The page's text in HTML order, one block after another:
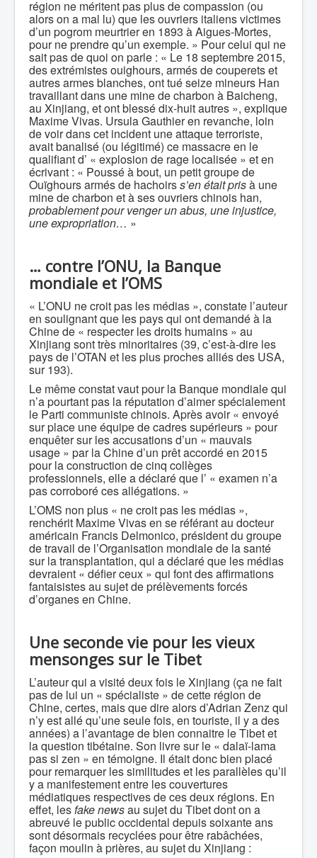
région ne méritent pas plus de compassion (ou
alors on a mal lu) que les ouvriers italiens victimes
d’un pogrom meurtrier en 1893 à Aigues-Mortes,
pour ne prendre qu’un exemple. » Pour celui qui ne
sait pas de quoi on parle : « Le 18 septembre 2015,
des extrémistes ouighours, armés de couperets et
autres armes blanches, ont tué seize mineurs Han
travaillant dans une mine de charbon à Baicheng,
au Xinjiang, et ont blessé dix-huit autres », explique
Maxime Vivas. Ursula Gauthier en revanche, loin
de voir dans cet incident une attaque terroriste,
avait banalisé (ou légitimé) ce massacre en le
qualifiant d’ « explosion de rage localisée » et en
écrivant : « Poussé à bout, un petit groupe de
Ouïghours armés de hachoirss’en était prisà une
mine de charbon et à ses ouvriers chinois han,
probablement pour venger un abus, une injustice,
une expropriation… »
… contre l’ONU, la Banque
mondiale et l’OMS
« L’ONU ne croit pas les médias », constate l’auteur
en soulignant que les pays qui ont demandé à la
Chine de « respecter les droits humains » au
Xinjiang sont très minoritaires (39, c’est-à-dire les
pays de l’OTAN et les plus proches alliés des USA,
sur 193).
Le même constat vaut pour la Banque mondiale qui
n’a pourtant pas la réputation d’aimer spécialement
le Parti communiste chinois. Après avoir « envoyé
sur place une équipe de cadres supérieurs » pour
enquêter sur les accusations d’un « mauvais
usage » par la Chine d’un prêt accordé en 2015
pour la construction de cinq collèges
professionnels, elle a déclaré que l’ « examen n’a
pas corroboré ces allégations. »
L’OMS non plus « ne croit pas les médias »,
renchérit Maxime Vivas en se référant au docteur
américain Francis Delmonico, président du groupe
de travail de l’Organisation mondiale de la santé
sur la transplantation, qui a déclaré que les médias
devraient « défier ceux » qui font des affirmations
fantaisistes au sujet de prélèvements forcés
d’organes en Chine.
Une seconde vie pour les vieux
mensonges sur le Tibet
L’auteur qui a visité deux fois le Xinjiang (ça ne fait
pas de lui un « spécialiste » de cette région de
Chine, certes, mais que dire alors d’Adrian Zenz qui
n’y est allé qu’une seule fois, en touriste, il y a des
années) a l’avantage de bien connaitre le Tibet et
la question tibétaine. Son livre sur le « dalaï-lama
pas si zen » en témoigne. Il était donc bien placé
pour remarquer les similitudes et les parallèles qu’il
y a manifestement entre les couvertures
médiatiques respectives de ces deux régions. En
effet, lesfake newsau sujet du Tibet dont on a
abreuvé le public occidental depuis soixante ans
sont désormais recyclées pour être rabâchées,
façon moulin à prières, au sujet du Xinjiang :